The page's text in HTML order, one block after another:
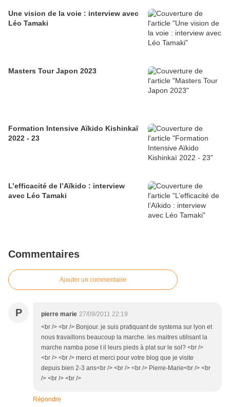
Une vision de la voie : interview avec
Léo Tamaki
Masters Tour Japon 2023
Formation Intensive Aïkido Kishinkaï
2022 - 23
L’efficacité de l’Aïkido : interview
avec Léo Tamaki
Commentaires
Ajouter un commentaire
P pierre marie 27/09/2011 22:19
<br /> <br /> Bonjour. je suis pratiquant de systema sur lyon et
nous travaillons beaucoup la marche. les maitres utilisant la
marche namba pose t il leurs pieds à plat sur le sol? <br />
<br /> <br /> merci et merci pour votre blog que je visite
depuis bien 2-3 ans<br /> <br /> <br /> Pierre-Marie<br /> <br
/> <br /> <br />
Répondre